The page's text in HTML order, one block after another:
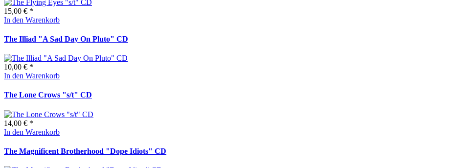
15,00 € *
In den Warenkorb
The Illiad "A Sad Day On Pluto" CD
10,00 € *
In den Warenkorb
The Lone Crows "s/t" CD
14,00 € *
In den Warenkorb
The Magnificent Brotherhood "Dope Idiots" CD